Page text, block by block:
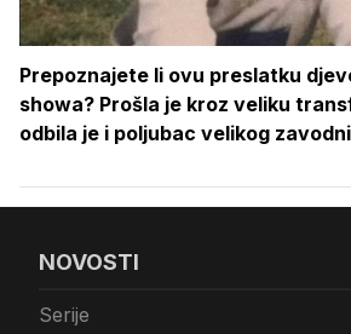
Prepoznajete li ovu preslatku
showa? Prošla je kroz veliku
odbila je i poljubac velikog
NOVOSTI
Serije